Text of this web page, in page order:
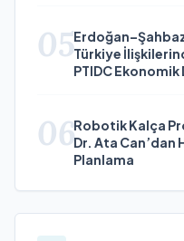
05Türkiye
PTIDC
06Robotik Kalça
Dr. Ata Can’dan
Planlama